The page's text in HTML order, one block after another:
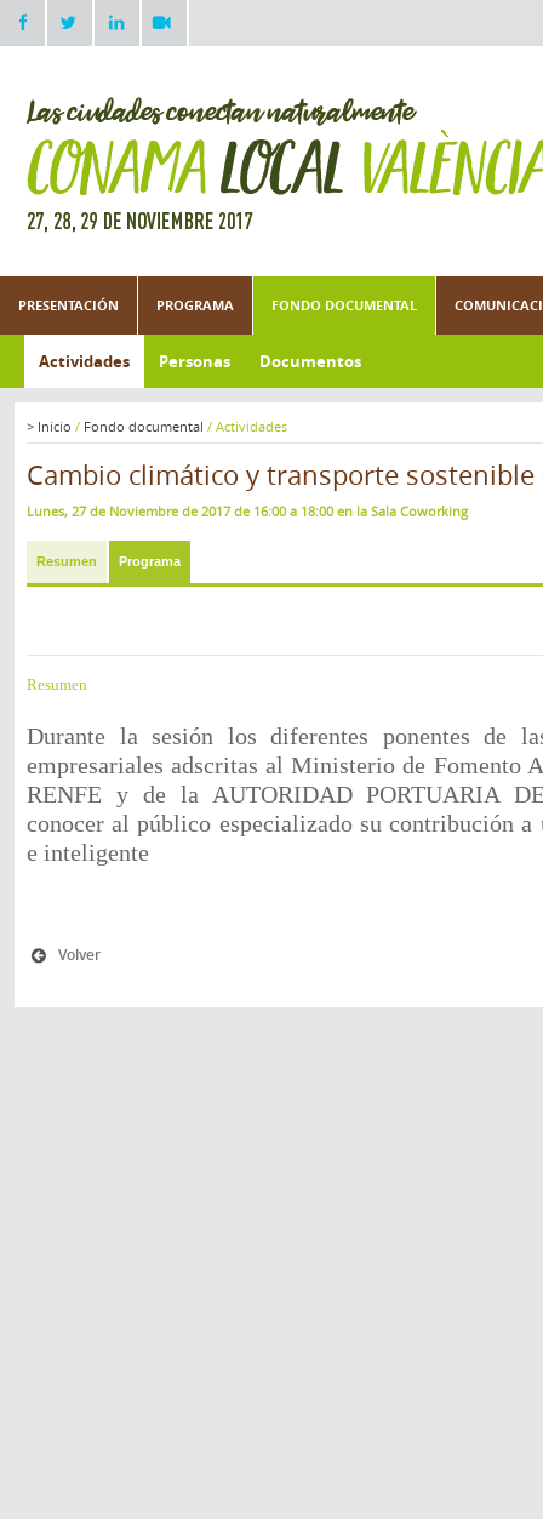
PRESENTACIÓN PROGRAMA FONDO DOCUMENTAL
Actividades Personas Documentos
> Inicio / Fondo documental / Actividades
Cambio climático y transporte sostenible
Lunes, 27 de Noviembre de 2017 de 16:00 a 18:00 en la Sala Coworking
Resumen Programa
Resumen
Durante la sesión los diferentes ponentes de
empresariales adscritas al Ministerio de Fomento
RENFE y de la AUTORIDAD PORTUARIA
conocer al público especializado su contribución a
e inteligente
Volver